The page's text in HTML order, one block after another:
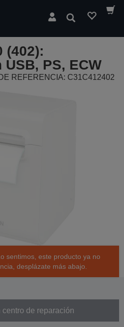
Buscar
(402):
PS, ECW
REFERENCIA: C31C412402
sentimos, este producto ya no
desplázate más abajo.
centro de reparación